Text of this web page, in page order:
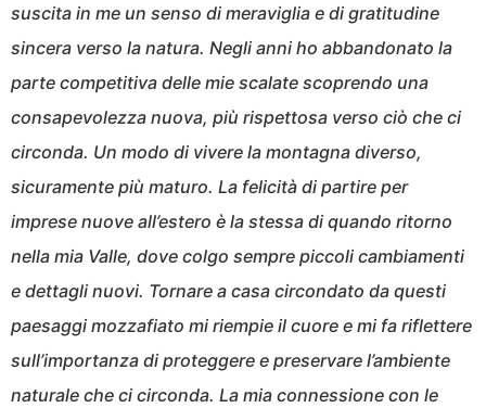
suscita in me un senso di meraviglia e di gratitudine
sincera verso la natura. Negli anni ho abbandonato la
parte competitiva delle mie scalate scoprendo una
consapevolezza nuova, più rispettosa verso ciò che ci
circonda. Un modo di vivere la montagna diverso,
sicuramente più maturo. La felicità di partire per
imprese nuove all’estero è la stessa di quando ritorno
nella mia Valle, dove colgo sempre piccoli cambiamenti
e dettagli nuovi. Tornare a casa circondato da questi
paesaggi mozzafiato mi riempie il cuore e mi fa riflettere
sull’importanza di proteggere e preservare l’ambiente
naturale che ci circonda. La mia connessione con le